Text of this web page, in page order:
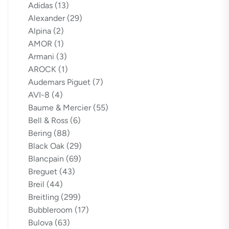
Adidas (13)
Alexander (29)
Alpina (2)
AMOR (1)
Armani (3)
AROCK (1)
Audemars Piguet (7)
AVI-8 (4)
Baume & Mercier (55)
Bell & Ross (6)
Bering (88)
Black Oak (29)
Blancpain (69)
Breguet (43)
Breil (44)
Breitling (299)
Bubbleroom (17)
Bulova (63)